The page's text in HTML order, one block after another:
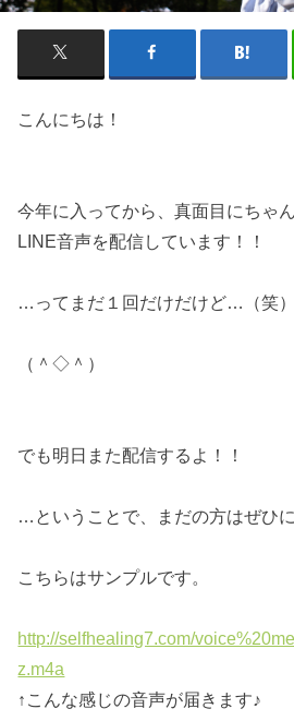
こんにちは！
今年に入ってから、真面目にちゃ
LINE音声を配信しています！！
…ってまだ１回だけだけど…（笑）
（＾◇＾）
でも明日また配信するよ！！
…ということで、まだの方はぜひ
こちらはサンプルです。
http://selfhealing7.com/
z.m4a
↑こんな感じの音声が届きます♪